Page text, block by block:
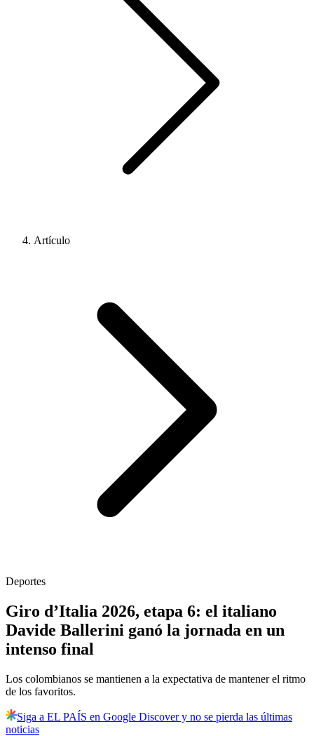
Artículo
Deportes
Giro d’Italia 2026, etapa 6: el italiano
Davide Ballerini ganó la jornada en un
intenso final
Los colombianos se mantienen a la expectativa de mantener el ritmo
de los favoritos.
Siga a EL PAÍS en Google Discover y no se pierda las últimas
noticias